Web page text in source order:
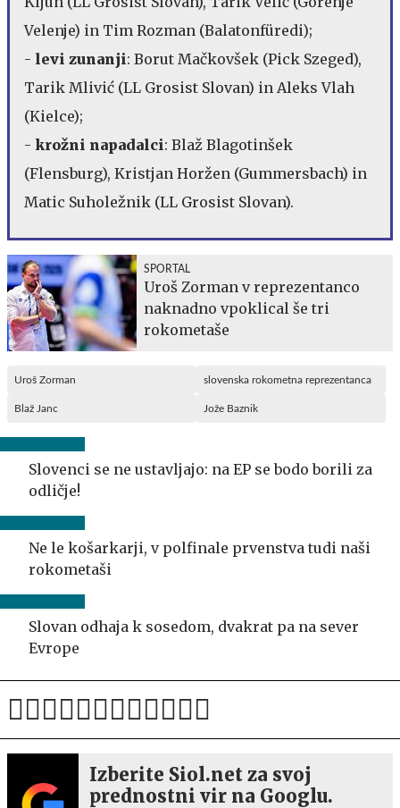
Velenje) in Tim Rozman (Balatonfüredi);
- levi zunanji: Borut Mačkovšek (Pick Szeged),
Tarik Mlivić (LL Grosist Slovan) in Aleks Vlah
(Kielce);
- krožni napadalci: Blaž Blagotinšek
(Flensburg), Kristjan Horžen (Gummersbach) in
Matic Suholežnik (LL Grosist Slovan).
SPORTAL
Uroš Zorman v reprezentanco
naknadno vpoklical še tri
rokometaše
Uroš Zorman slovenska rokometna reprezentanca
Blaž Janc Jože Baznik
Slovenci se ne ustavljajo: na EP se bodo borili za
odličje!
Ne le košarkarji, v polfinale prvenstva tudi naši
rokometaši
Slovan odhaja k sosedom, dvakrat pa na sever
Evrope
Izberite Siol.net za svoj
prednostni vir na Googlu.